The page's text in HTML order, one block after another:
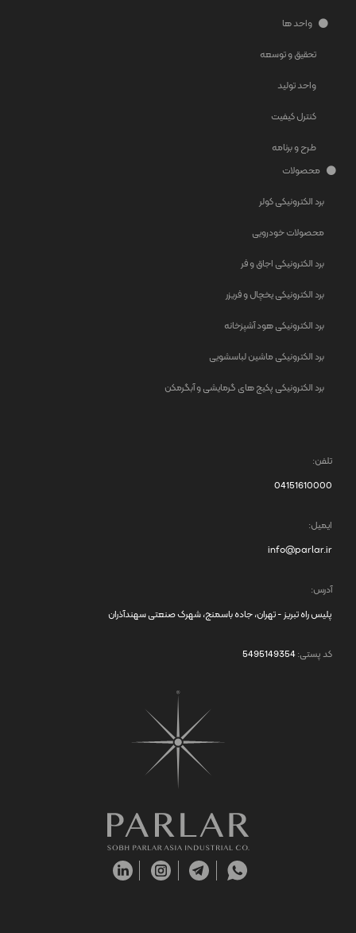
واحد ها
تحقیق و توسعه
واحد تولید
کنترل کیفیت
طرح و برنامه
محصولات
برد الکترونیکی کولر
محصولات خودرویی
برد الکترونیکی اجاق و فر
برد الکترونیکی یخچال و فریزر
برد الکترونیکی هود آشپزخانه
برد الکترونیکی ماشین لباسشویی
برد الکترونیکی پکیج های گرمایشی و آبگرمکن
تلفن:
04151610000
ایمیل:
info@parlar.ir
آدرس:
پلیس راه تبریز - تهران، جاده باسمنج، شهرک صنعتی سهندآذران
کد پستی:5495149354